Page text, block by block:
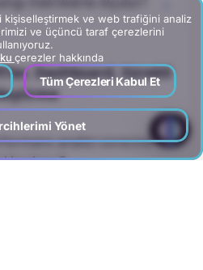
kişiselleştirmek ve web trafiğini analiz
ve üçüncü taraf çerezlerini
çerezler hakkında
Tüm Çerezleri Kabul Et
Yönet
Dashboard, Sürekli
analizi sürecine
başlanır?
+
?